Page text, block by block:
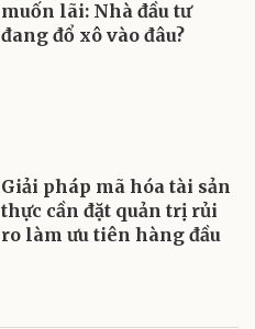
muốn lãi: Nhà đầu tư
đang đổ xô vào đâu?
Giải pháp mã hóa tài sản
thực cần đặt quản trị rủi
ro làm ưu tiên hàng đầu